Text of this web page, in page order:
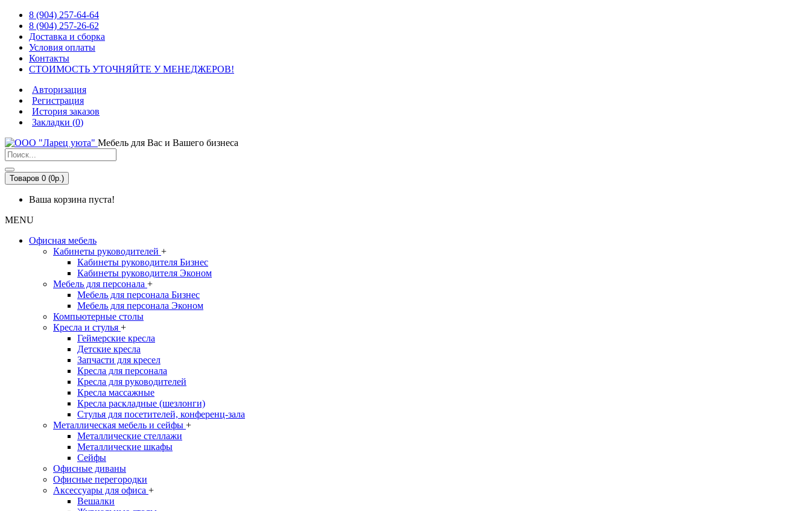
8 (904) 257-64-64
8 (904) 257-26-62
Доставка и сборка
Условия оплаты
Контакты
СТОИМОСТЬ УТОЧНЯЙТЕ У МЕНЕДЖЕРОВ!
Авторизация
Регистрация
История заказов
Закладки (0)
Мебель для Вас и Вашего бизнеса
Товаров 0 (0р.)
Ваша корзина пуста!
MENU
Офисная мебель
Кабинеты руководителей +
Кабинеты руководителя Бизнес
Кабинеты руководителя Эконом
Мебель для персонала +
Мебель для персонала Бизнес
Мебель для персонала Эконом
Компьютерные столы
Кресла и стулья +
Геймерские кресла
Детские кресла
Запчасти для кресел
Кресла для персонала
Кресла для руководителей
Кресла массажные
Кресла раскладные (шезлонги)
Стулья для посетителей, конференц-зала
Металлическая мебель и сейфы +
Металлические стеллажи
Металлические шкафы
Сейфы
Офисные диваны
Офисные перегородки
Аксессуары для офиса +
Вешалки